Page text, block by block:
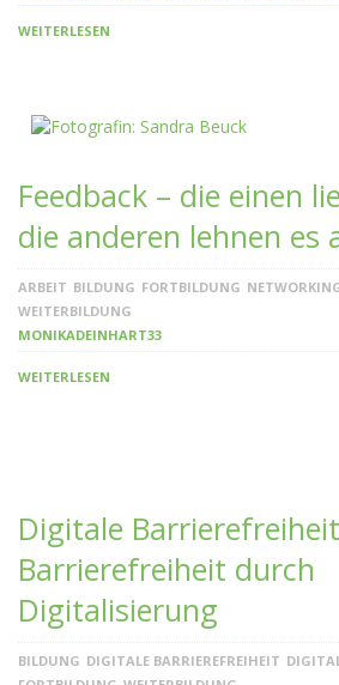
WEITERLESEN
Feedback – die einen
die anderen lehnen es
ARBEIT BILDUNG FORTBILDUNG
WEITERBILDUNG
MONIKADEINHART33
WEITERLESEN
Digitale
Barrierefreiheit durch
Digitalisierung
BILDUNG DIGITALE BARRIEREFREIHEIT